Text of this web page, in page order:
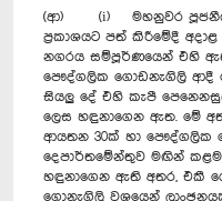
(ආ) (i) මහනුවර පූජනීය
ප්‍රකාශයට පත් කිරීමේදී
නගරය සම්පූර්ණයෙන් එහි ඇති
පෞද්ගලික ගොඩනැගිලි ආදී
සියලු දේ එහි කැපී
ලෙස හඳුනාගෙන ඇත. මේ
ආයතන 30ක් හා පෞද්ගලික
දෙපාර්තමේන්තුව මඟින්
හඳුනාගෙන ඇති අතර, එකී
ගොනැගිලි වශයෙන්